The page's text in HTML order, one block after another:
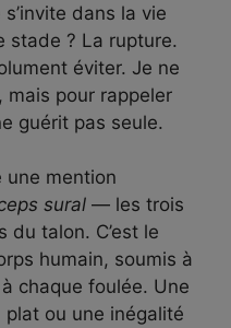
dans la vie
stade ? La rupture.
éviter. Je ne
mais pour rappeler
guérit pas seule.
une mention
sural — les trois
du talon. C’est le
humain, soumis à
chaque foulée. Une
ou une inégalité